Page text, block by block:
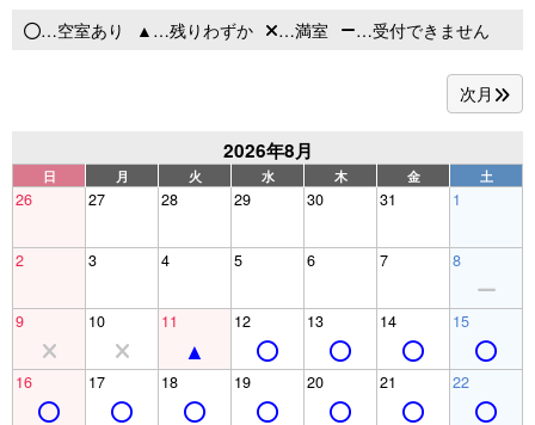
…空室あり …残りわずか …満室 …受付できません
次月
2026年8月
日 月 火 水 木 金 土
26 27 28 29 30 31 1
2 3 4 5 6 7 8
9 10 11 12 13 14 15
16 17 18 19 20 21 22